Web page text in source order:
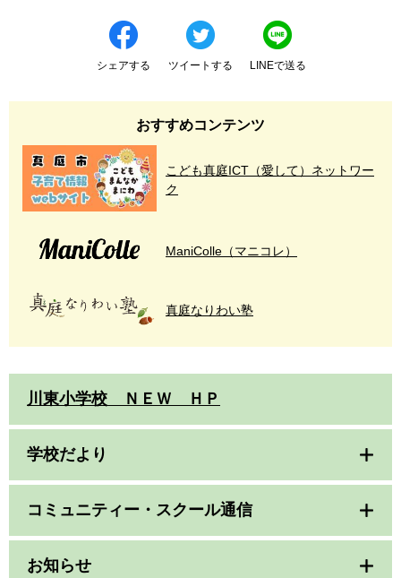
シェアする ツイートする LINEで送る
おすすめコンテンツ
こども真庭ICT（愛して）ネットワー
ク
ManiColle（マニコレ）
真庭なりわい塾
川東小学校 ＮＥＷ ＨＰ
学校だより
コミュニティー・スクール通信
お知らせ